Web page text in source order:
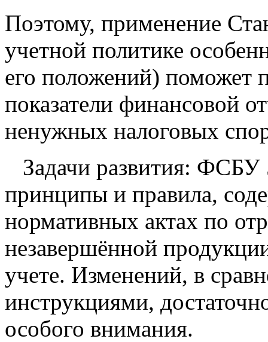
Поэтому, применение
учетной политике
его положений) поможет
показатели финансовой
ненужных налоговых
Задачи развития: ФСБУ
принципы и правила,
нормативных актах по
незавершённой
учете. Изменений, в
инструкциями,
особого внимания.